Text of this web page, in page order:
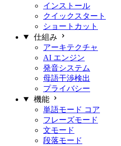
インストール
クイックスタート
ショートカット
仕組み
アーキテクチャ
AI エンジン
発音システム
母語干渉検出
プライバシー
機能
単語モード コア
フレーズモード
文モード
段落モード